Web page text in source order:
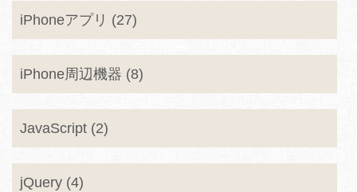
iPhoneアプリ (27)
iPhone周辺機器 (8)
JavaScript (2)
jQuery (4)